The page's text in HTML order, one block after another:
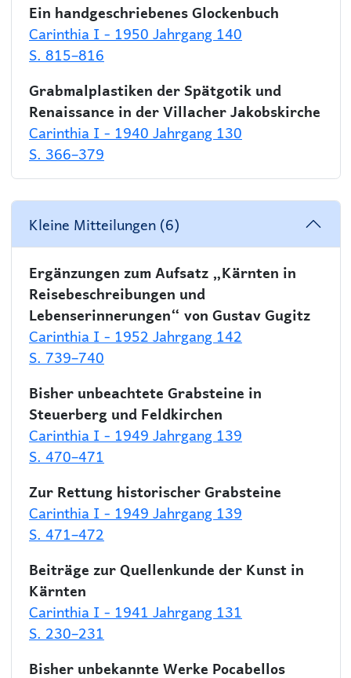
Ein handgeschriebenes Glockenbuch
Carinthia I - 1950 Jahrgang 140
S. 815–816
Grabmalplastiken der Spätgotik und
Renaissance in der Villacher Jakobskirche
Carinthia I - 1940 Jahrgang 130
S. 366–379
Kleine Mitteilungen (6)
Ergänzungen zum Aufsatz „Kärnten in
Reisebeschreibungen und
Lebenserinnerungen“ von Gustav Gugitz
Carinthia I - 1952 Jahrgang 142
S. 739–740
Bisher unbeachtete Grabsteine in
Steuerberg und Feldkirchen
Carinthia I - 1949 Jahrgang 139
S. 470–471
Zur Rettung historischer Grabsteine
Carinthia I - 1949 Jahrgang 139
S. 471–472
Beiträge zur Quellenkunde der Kunst in
Kärnten
Carinthia I - 1941 Jahrgang 131
S. 230–231
Bisher unbekannte Werke Pocabellos